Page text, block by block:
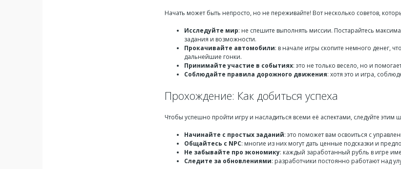
Начать может быть непросто, но не переживайте! Вот несколько советов,
Исследуйте мир: не спешите выполнять миссии. Постарайтесь
задания и возможности.
Прокачивайте автомобили: в начале игры скопите немного денег,
дальнейшие гонки.
Принимайте участие в событиях: это не только весело, но и
Соблюдайте правила дорожного движения: хотя это и игра,
Прохождение: Как добиться успеха
Чтобы успешно пройти игру и насладиться всеми её аспектами, следуйте этим
Начинайте с простых заданий: это поможет вам освоиться с
Общайтесь с NPC: многие из них могут дать ценные подсказки и
Не забывайте про экономику: каждый заработанный рубль в игре
Следите за обновлениями: разработчики постоянно работают над